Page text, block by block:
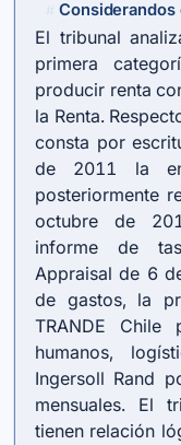
Considerandos
El tribunal
primera
producir renta
la Renta.
consta por
de 2011 la
posteriormente
octubre de
informe de
Appraisal de 6
de gastos, la
TRANDE Chile
humanos,
Ingersoll Rand
mensuales. El
tienen relación